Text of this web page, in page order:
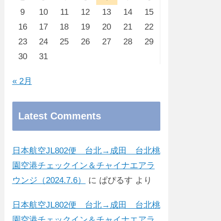
9
10 11 12 13 14
15
16
17 18 19 20 21
22
23
24 25 26 27 28
29
30
31
« 2月
Latest Comments
日本航空JL802便 台北→成田 台北桃
園空港チェックイン＆チャイナエアラ
ウンジ（2024.7.6）
に ぱぴるす より
日本航空JL802便 台北→成田 台北桃